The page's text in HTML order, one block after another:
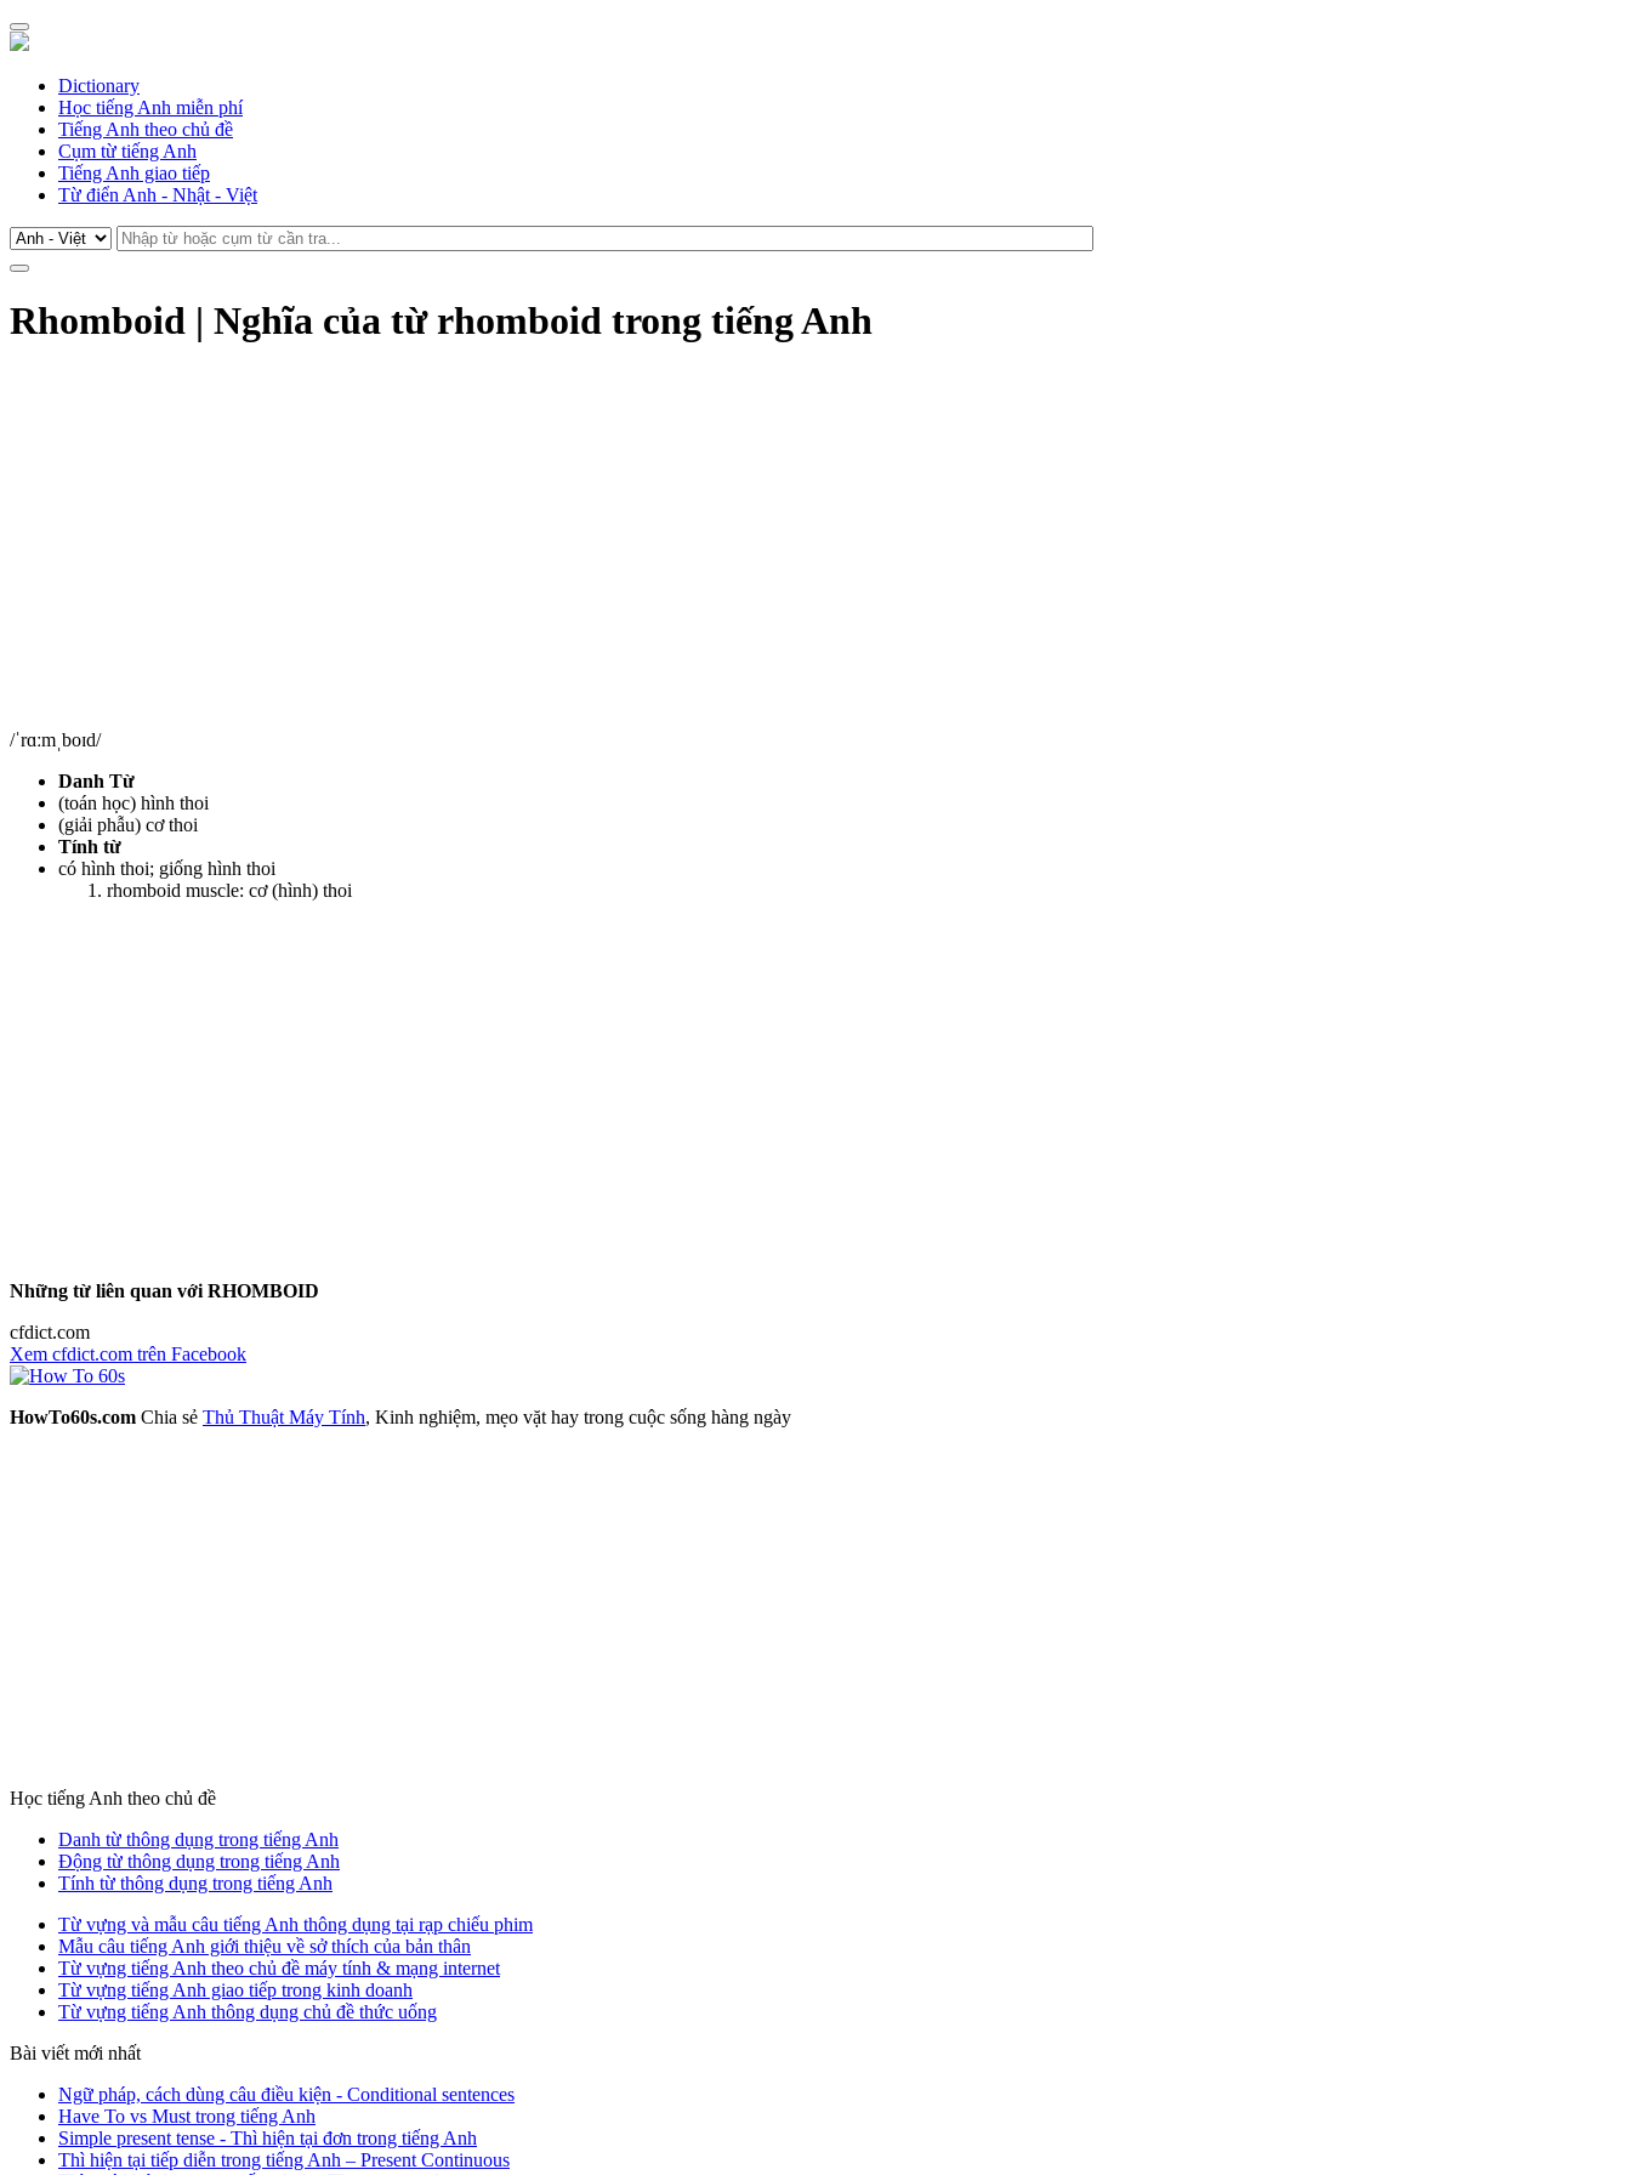
Dictionary
Học tiếng Anh miễn phí
Tiếng Anh theo chủ đề
Cụm từ tiếng Anh
Tiếng Anh giao tiếp
Từ điển Anh - Nhật - Việt
Rhomboid | Nghĩa của từ rhomboid trong tiếng Anh
/ˈrɑːmˌboɪd/
Danh Từ
(toán học) hình thoi
(giải phẫu) cơ thoi
Tính từ
có hình thoi; giống hình thoi
rhomboid muscle: cơ (hình) thoi
Những từ liên quan với RHOMBOID
cfdict.com
Xem cfdict.com trên Facebook
HowTo60s.com Chia sẻ Thủ Thuật Máy Tính, Kinh nghiệm, mẹo vặt hay trong cuộc sống hàng ngày
Học tiếng Anh theo chủ đề
Danh từ thông dụng trong tiếng Anh
Động từ thông dụng trong tiếng Anh
Tính từ thông dụng trong tiếng Anh
Từ vựng và mẫu câu tiếng Anh thông dụng tại rạp chiếu phim
Mẫu câu tiếng Anh giới thiệu về sở thích của bản thân
Từ vựng tiếng Anh theo chủ đề máy tính & mạng internet
Từ vựng tiếng Anh giao tiếp trong kinh doanh
Từ vựng tiếng Anh thông dụng chủ đề thức uống
Bài viết mới nhất
Ngữ pháp, cách dùng câu điều kiện - Conditional sentences
Have To vs Must trong tiếng Anh
Simple present tense - Thì hiện tại đơn trong tiếng Anh
Thì hiện tại tiếp diễn trong tiếng Anh – Present Continuous